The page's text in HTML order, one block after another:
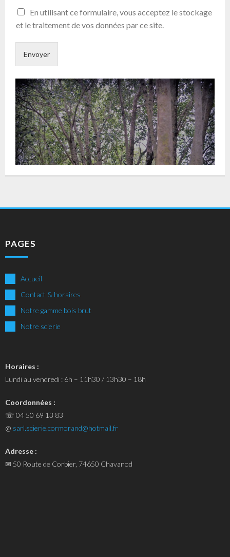
En utilisant ce formulaire, vous acceptez le stockage
et le traitement de vos données par ce site.
Envoyer
PAGES
Accueil
Contact & horaires
Notre gamme bois brut
Notre scierie
Horaires :
Lundi au vendredi : 6h – 11h30 / 13h30 – 18h
Coordonnées :
☏ 04 50 69 13 83
@ sarl.scierie.cormorand@hotmail.fr
Adresse :
✉ 50 Route de Corbier, 74650 Chavanod